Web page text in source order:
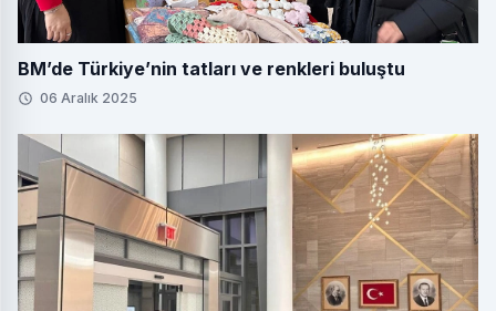
BM’de Türkiye’nin tatları ve renkleri buluştu
06 Aralık 2025